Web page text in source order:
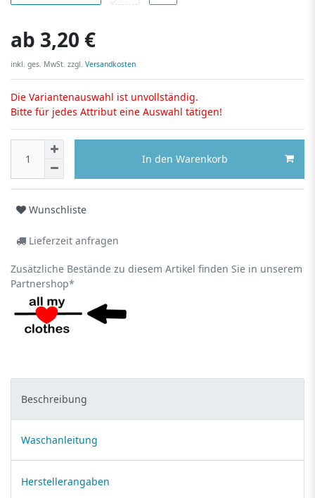
ab 3,20 €
inkl. ges. MwSt. zzgl. Versandkosten
Die Variantenauswahl ist unvollständig.
Bitte für jedes Attribut eine Auswahl tätigen!
In den Warenkorb
Wunschliste
Lieferzeit anfragen
Zusätzliche Bestände zu diesem Artikel finden Sie in unserem
Partnershop*
Beschreibung
Waschanleitung
Herstellerangaben